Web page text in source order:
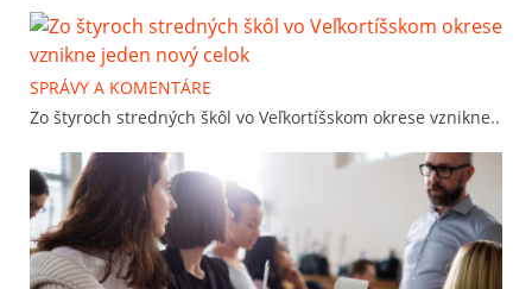
SPRÁVY A KOMENTÁRE
Zo štyroch stredných škôl vo Veľkortíšskom okrese vznikne..